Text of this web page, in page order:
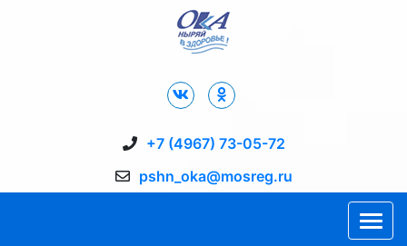
+7 (4967) 73-05-72
pshn_oka@mosreg.ru